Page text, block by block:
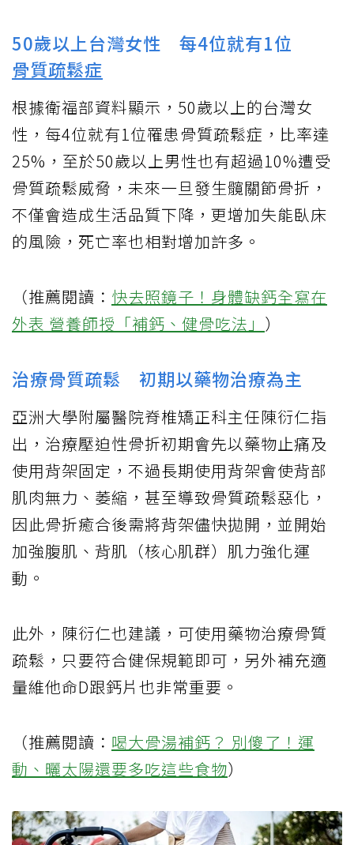
50歲以上台灣女性 每4位就有1位
骨質疏鬆症
根據衛福部資料顯示，50歲以上的台灣女
性，每4位就有1位罹患骨質疏鬆症，比率達
25%，至於50歲以上男性也有超過10%遭受
骨質疏鬆威脅，未來一旦發生髖關節骨折，
不僅會造成生活品質下降，更增加失能臥床
的風險，死亡率也相對增加許多。
（推薦閱讀： 快去照鏡子！身體缺鈣全寫在
外表 營養師授「補鈣、健骨吃法」 ）
治療骨質疏鬆 初期以藥物治療為主
亞洲大學附屬醫院脊椎矯正科主任陳衍仁指
出，治療壓迫性骨折初期會先以藥物止痛及
使用背架固定，不過長期使用背架會使背部
肌肉無力、萎縮，甚至導致骨質疏鬆惡化，
因此骨折癒合後需將背架儘快拋開，並開始
加強腹肌、背肌（核心肌群）肌力強化運
動。
此外，陳衍仁也建議，可使用藥物治療骨質
疏鬆，只要符合健保規範即可，另外補充適
量維他命D跟鈣片也非常重要。
（推薦閱讀： 喝大骨湯補鈣？ 別傻了！運
動、曬太陽還要多吃這些食物）